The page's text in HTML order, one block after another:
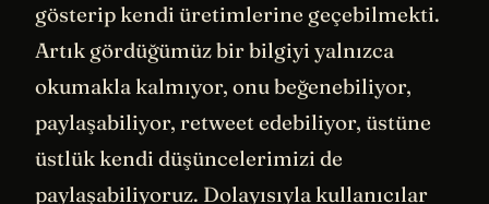
gösterip kendi üretimlerine geçebilmekti.
Artık gördüğümüz bir bilgiyi yalnızca
okumakla kalmıyor, onu beğenebiliyor,
paylaşabiliyor, retweet edebiliyor, üstüne
üstlük kendi düşüncelerimizi de
paylaşabiliyoruz. Dolayısıyla kullanıcılar